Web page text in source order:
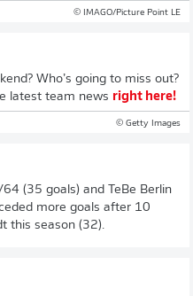
© IMAGO/Picture Point LE
Who’s going to miss out?
latest team news right here!
© Getty Images
(35 goals) and TeBe Berlin
more goals after 10
this season (32).